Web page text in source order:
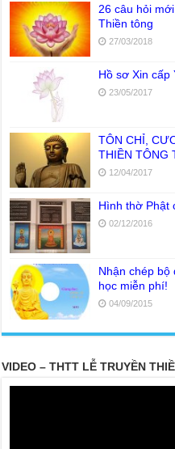
26 câu hỏi
Thiền tông
27/03/2018
Hồ sơ Xin cấp
23/05/2017
TÔN CHỈ,
THIỀN TÔNG
12/04/2017
Hình thờ Phật
02/12/2016
Nhận chép bộ
học miễn phí!
04/09/2015
VIDEO – THTT LỄ TRUYỀN